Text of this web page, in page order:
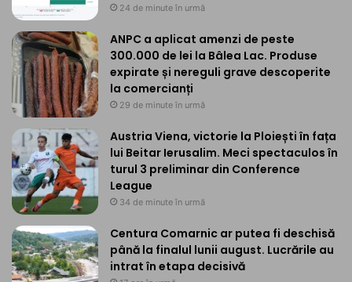
24 de minute în urmă
ANPC a aplicat amenzi de peste
300.000 de lei la Bâlea Lac. Produse
expirate și nereguli grave descoperite
la comercianți
29 de minute în urmă
Austria Viena, victorie la Ploiești în fața
lui Beitar Ierusalim. Meci spectaculos în
turul 3 preliminar din Conference
League
34 de minute în urmă
Centura Comarnic ar putea fi deschisă
până la finalul lunii august. Lucrările au
intrat în etapa decisivă